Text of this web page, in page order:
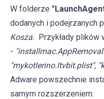
W folderze
dodanych i podejrzanych
Kosza. Przykłady plików
-
"mykotlerino.ltvbit.plist",
Adware powszechnie
samym rozszerzeniem.